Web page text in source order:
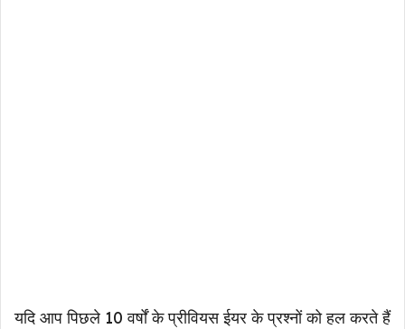
यदि आप पिछले 10 वर्षों के प्रीवियस ईयर के प्रश्नों को हल करते हैं